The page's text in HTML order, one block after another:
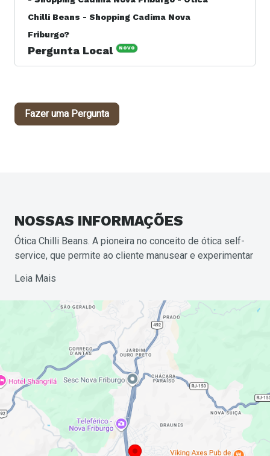
site https://www.oticachillibeans.com.br/.
Chilli Beans - Shopping Cadima Nova
Friburgo?
Pergunta Local NOVO
Resposta do Responsável: A unidade Ótica Chilli Beans -
endereço RUA MOISES AMELIO, 17 - CENTRO, Nova
Friburgo - RJ, BR
Fazer uma Pergunta
NOSSAS INFORMAÇÕES
Ótica Chilli Beans. A pioneira no conceito de ótica self-
service, que permite ao cliente manusear e experimentar
Leia Mais